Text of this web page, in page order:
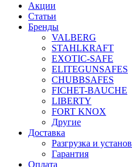
Акции
Статьи
Бренды
VALBERG
STAHLKRAFT
EXOTIC-SAFE
ELITEGUNSAFES
CHUBBSAFES
FICHET-BAUCHE
LIBERTY
FORT KNOX
Другие
Доставка
Разгрузка и
Гарантия
Оплата